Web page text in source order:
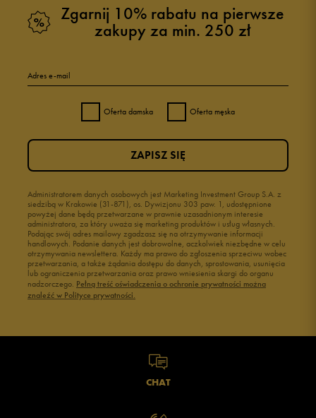
Zgarnij 10% rabatu na pierwsze
zakupy za min. 250 zł
Adres e-mail
Oferta damska Oferta męska
Administratorem danych osobowych jest Marketing Investment Group S.A. z
siedzibą w Krakowie (31-871), os. Dywizjonu 303 paw. 1, udostępnione
powyżej dane będą przetwarzane w prawnie uzasadnionym interesie
administratora, za który uważa się marketing produktów i usług własnych.
Podając swój adres mailowy zgadzasz się na otrzymywanie informacji
handlowych. Podanie danych jest dobrowolne, aczkolwiek niezbędne w celu
otrzymywania newslettera. Każdy ma prawo do zgłoszenia sprzeciwu wobec
przetwarzania, a także żądania dostępu do danych, sprostowania, usunięcia
lub ograniczenia przetwarzania oraz prawo wniesienia skargi do organu
nadzorczego. Pełną treść oświadczenia o ochronie prywatności można
znaleźć w Polityce prywatności.
ZAPISZ SIĘ
CHAT